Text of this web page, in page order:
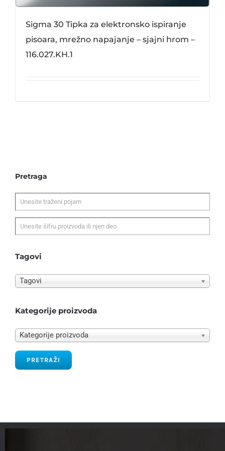
Sigma 30 Tipka za elektronsko ispiranje
pisoara, mrežno napajanje – sjajni hrom –
116.027.KH.1
Pretraga
Tagovi
Tagovi
Kategorije proizvoda
Kategorije proizvoda
PRETRAŽI